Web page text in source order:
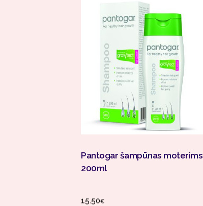
Pantogar šampūnas moterims
200ml
15.50€